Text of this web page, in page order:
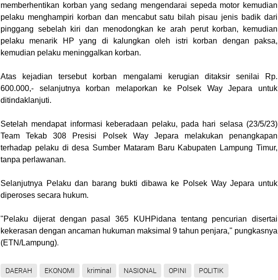
memberhentikan korban yang sedang mengendarai sepeda motor kemudian
pelaku menghampiri korban dan mencabut satu bilah pisau jenis badik dari
pinggang sebelah kiri dan menodongkan ke arah perut korban, kemudian
pelaku menarik HP yang di kalungkan oleh istri korban dengan paksa,
kemudian pelaku meninggalkan korban.
Atas kejadian tersebut korban mengalami kerugian ditaksir senilai Rp.
600.000,- selanjutnya korban melaporkan ke Polsek Way Jepara untuk
ditindaklanjuti.
Setelah mendapat informasi keberadaan pelaku, pada hari selasa (23/5/23)
Team Tekab 308 Presisi Polsek Way Jepara melakukan penangkapan
terhadap pelaku di desa Sumber Mataram Baru Kabupaten Lampung Timur,
tanpa perlawanan.
Selanjutnya Pelaku dan barang bukti dibawa ke Polsek Way Jepara untuk
diperoses secara hukum.
"Pelaku dijerat dengan pasal 365 KUHPidana tentang pencurian disertai
kekerasan dengan ancaman hukuman maksimal 9 tahun penjara," pungkasnya
(ETN/Lampung).
DAERAH EKONOMI kriminal NASIONAL OPINI POLITIK